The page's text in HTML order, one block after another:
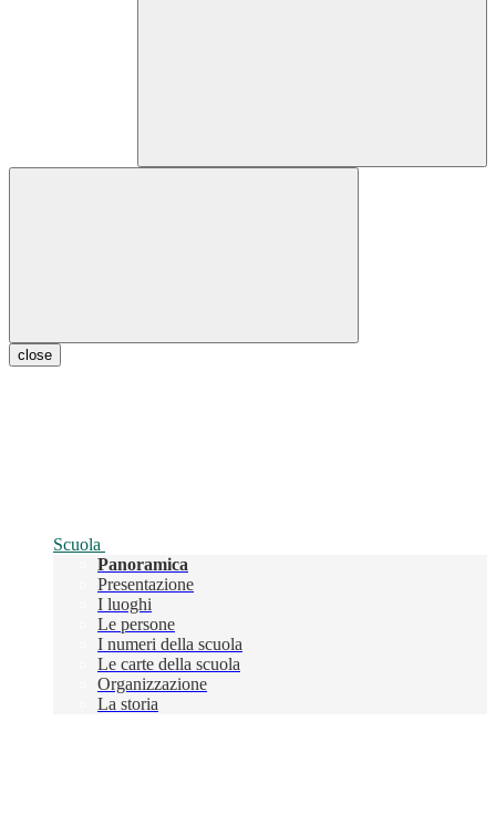
close
Scuola
Panoramica
Presentazione
I luoghi
Le persone
I numeri della scuola
Le carte della scuola
Organizzazione
La storia